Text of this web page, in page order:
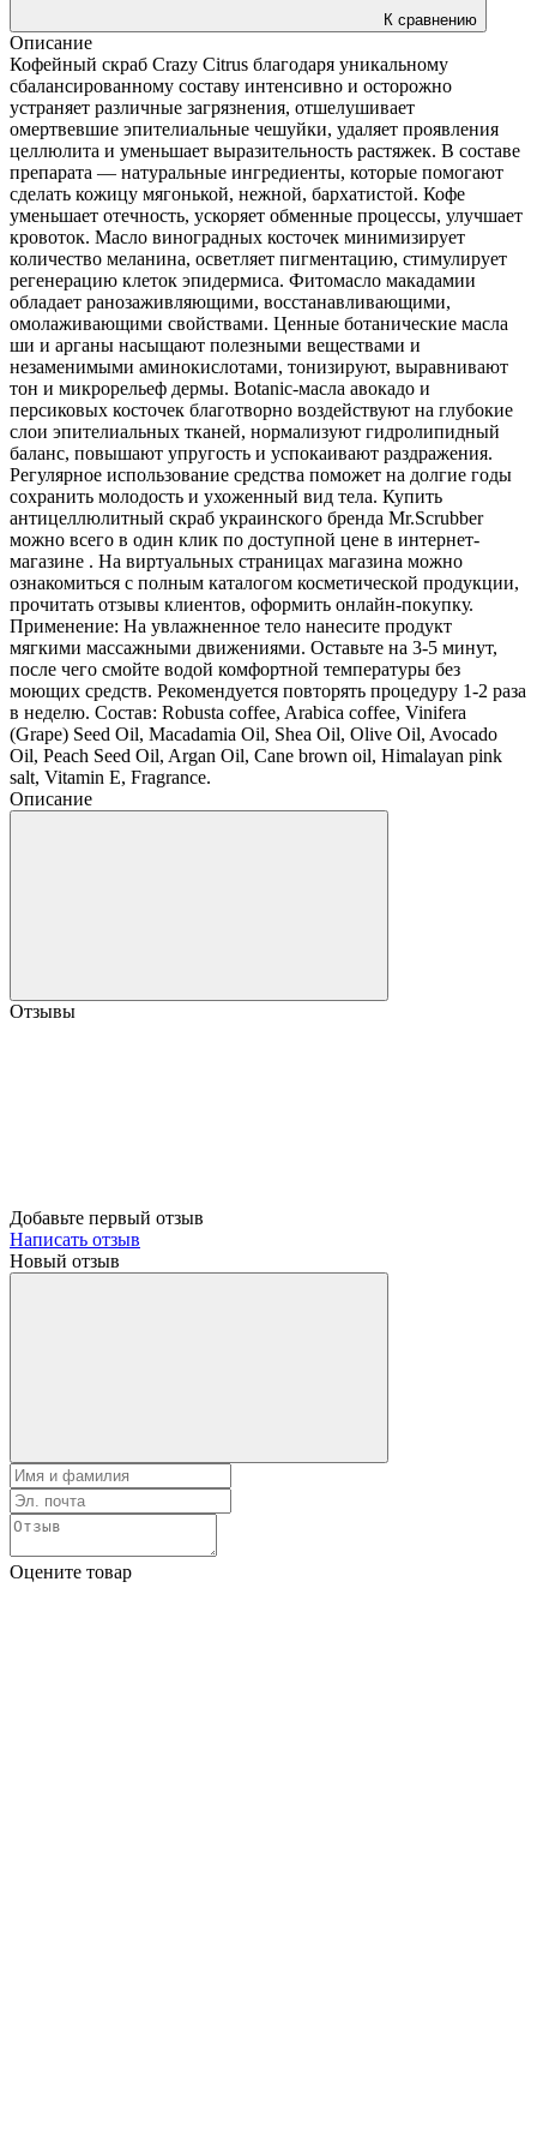
К сравнению
Описание
Кофейный скраб Crazy Citrus благодаря уникальному
сбалансированному составу интенсивно и осторожно
устраняет различные загрязнения, отшелушивает
омертвевшие эпителиальные чешуйки, удаляет проявления
целлюлита и уменьшает выразительность растяжек. В составе
препарата — натуральные ингредиенты, которые помогают
сделать кожицу мягонькой, нежной, бархатистой. Кофе
уменьшает отечность, ускоряет обменные процессы, улучшает
кровоток. Масло виноградных косточек минимизирует
количество меланина, осветляет пигментацию, стимулирует
регенерацию клеток эпидермиса. Фитомасло макадамии
обладает ранозаживляющими, восстанавливающими,
омолаживающими свойствами. Ценные ботанические масла
ши и арганы насыщают полезными веществами и
незаменимыми аминокислотами, тонизируют, выравнивают
тон и микрорельеф дермы. Botanic-масла авокадо и
персиковых косточек благотворно воздействуют на глубокие
слои эпителиальных тканей, нормализуют гидролипидный
баланс, повышают упругость и успокаивают раздражения.
Регулярное использование средства поможет на долгие годы
сохранить молодость и ухоженный вид тела. Купить
антицеллюлитный скраб украинского бренда Mr.Scrubber
можно всего в один клик по доступной цене в интернет-
магазине . На виртуальных страницах магазина можно
ознакомиться с полным каталогом косметической продукции,
прочитать отзывы клиентов, оформить онлайн-покупку.
Применение: На увлажненное тело нанесите продукт
мягкими массажными движениями. Оставьте на 3-5 минут,
после чего смойте водой комфортной температуры без
моющих средств. Рекомендуется повторять процедуру 1-2 раза
в неделю. Состав: Robusta coffee, Arabica coffee, Vinifera
(Grape) Seed Oil, Macadamia Oil, Shea Oil, Olive Oil, Avocado
Oil, Peach Seed Oil, Argan Oil, Cane brown oil, Himalayan pink
salt, Vitamin E, Fragrance.
Описание
Отзывы
Добавьте первый отзыв
Написать отзыв
Новый отзыв
Оцените товар